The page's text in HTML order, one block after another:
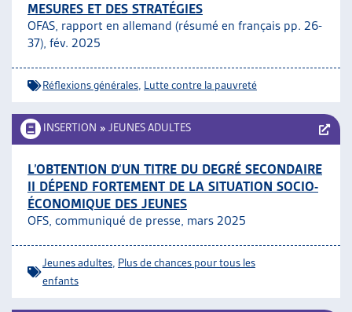
MESURES ET DES STRATÉGIES
OFAS, rapport en allemand (résumé en français pp. 26-
37), fév. 2025
Réflexions générales Lutte contre la pauvreté
INSERTION » JEUNES ADULTES
L’OBTENTION D’UN TITRE DU DEGRÉ SECONDAIRE
II DÉPEND FORTEMENT DE LA SITUATION SOCIO-
ÉCONOMIQUE DES JEUNES
OFS, communiqué de presse, mars 2025
Jeunes adultes Plus de chances pour tous les
enfants